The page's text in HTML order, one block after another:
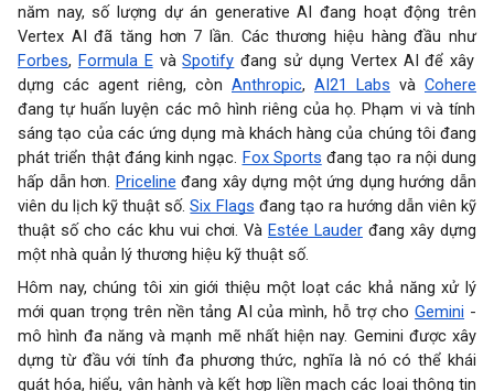
năm nay, số lượng dự án generative AI đang hoạt động trên
Vertex AI đã tăng hơn 7 lần. Các thương hiệu hàng đầu như
Forbes, Formula Evà Spotify đang sử dụng Vertex AI để xây
dựng các agent riêng, còn Anthropic, AI21 Labs và Cohere
đang tự huấn luyện các mô hình riêng của họ. Phạm vi và tính
sáng tạo của các ứng dụng mà khách hàng của chúng tôi đang
phát triển thật đáng kinh ngạc. Fox Sports đang tạo ra nội dung
hấp dẫn hơn. Priceline đang xây dựng một ứng dụng hướng dẫn
viên du lịch kỹ thuật số. Six Flags đang tạo ra hướng dẫn viên kỹ
thuật số cho các khu vui chơi. Và Estée Lauder đang xây dựng
một nhà quản lý thương hiệu kỹ thuật số.
Hôm nay, chúng tôi xin giới thiệu một loạt các khả năng xử lý
mới quan trọng trên nền tảng AI của mình, hỗ trợ cho Gemini -
mô hình đa năng và mạnh mẽ nhất hiện nay. Gemini được xây
dựng từ đầu với tính đa phương thức, nghĩa là nó có thể khái
quát hóa, hiểu, vận hành và kết hợp liền mạch các loại thông tin